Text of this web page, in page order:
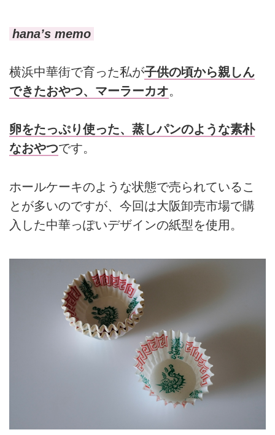
hana’s memo
横浜中華街で育った私が子供の頃から親しん
できたおやつ、マーラーカオ。
卵をたっぷり使った、蒸しパンのような素朴
なおやつです。
ホールケーキのような状態で売られているこ
とが多いのですが、今回は大阪卸売市場で購
入した中華っぽいデザインの紙型を使用。